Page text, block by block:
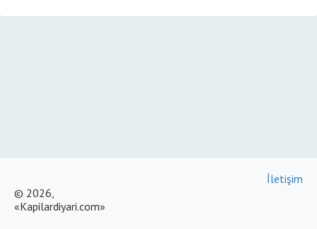
© 2026,
«Kapilardiyari.com»
İletişim